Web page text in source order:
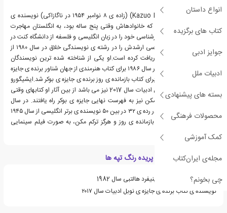
انواع داستان
کتاب های برگزیده
جوایز ادبی
ادبیات ملل
بسته های پیشنهادی
محصولات فرهنگی
کمک آموزشی
مجله‌ی ایران‌کتاب
چی بخونم؟
کازو ایشیگورو (Kazuo Ishiguro) (زاده ی ۸ نوامبر ۱۹۵۴ در ناگازاکی) نویسنده ی
انگلیسی ژاپنی تبار است که خانوادهاش وقتی پنج ساله بود، به انگلستان مهاجرت
کردند. ایشیگورو مدرک کارشناسی خود را در زبان انگلیسی و فلسفه از دانشگاه کنت در
سال ۱۹۷۸ و مدرک کارشناسی ارشدش را در رشته ی نویسندگی خلاق در سال ۱۹۸۰ از
دانشگاه انگلیای شرقی دریافت کرده است.او یکی از شناخته شده ترین نویسندگان
معاصر انگلستان است و در سال ۱۹۸۶ برای کتاب هنرمندی از جهان شناور برنده ی جایزه
ی وایتبرد و در سال ۱۹۸۹ برای کتاب بازمانده ی روز برنده ی جایزه ی بوکر شد.ایشیگورو
همچنین برنده جایزه نوبل ادبیات سال 2017 نیز می باشد از بین آثار او کتابهای وقتی
یتیم بودیم و هرگز ترکم مکن نیز به فهرست نهایی جایزه ی بوکر راه یافتند. در سال
۲۰۰۸، مجله ی تایمز او را در رده ی ۳۲ در بین ۵۰ نویسنده ی برتر انگلیسی از سال ۱۹۴۵
قرار داده است.رمان های بازمانده ی روز و هرگز ترکم مکن، به صورت فیلم سینمایی
درآمده اند.
ویژگی های کتاب منظر پریده رنگ تپه ها
برنده ی جایزه ی یادبود وینیفرد هالتبی سال 1982
نویسنده ی کتاب برنده ی جایزه ی نوبل ادبیات سال ۲۰۱۷